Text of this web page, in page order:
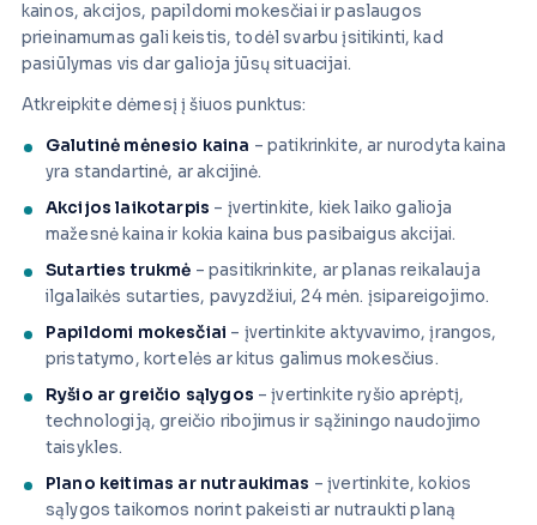
kainos, akcijos, papildomi mokesčiai ir paslaugos
prieinamumas gali keistis, todėl svarbu įsitikinti, kad
pasiūlymas vis dar galioja jūsų situacijai.
Atkreipkite dėmesį į šiuos punktus:
Galutinė mėnesio kaina – patikrinkite, ar nurodyta kaina
yra standartinė, ar akcijinė.
Akcijos laikotarpis – įvertinkite, kiek laiko galioja
mažesnė kaina ir kokia kaina bus pasibaigus akcijai.
Sutarties trukmė – pasitikrinkite, ar planas reikalauja
ilgalaikės sutarties, pavyzdžiui, 24 mėn. įsipareigojimo.
Papildomi mokesčiai – įvertinkite aktyvavimo, įrangos,
pristatymo, kortelės ar kitus galimus mokesčius.
Ryšio ar greičio sąlygos – įvertinkite ryšio aprėptį,
technologiją, greičio ribojimus ir sąžiningo naudojimo
taisykles.
Plano keitimas ar nutraukimas – įvertinkite, kokios
sąlygos taikomos norint pakeisti ar nutraukti planą